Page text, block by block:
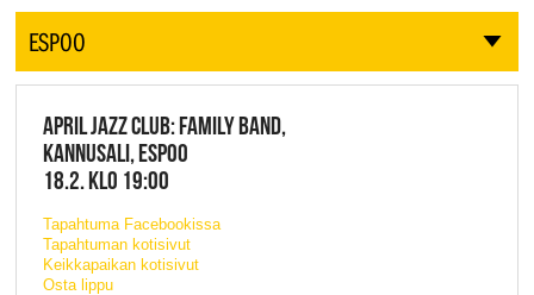
ESPOO
APRIL JAZZ CLUB: FAMILY BAND,
KANNUSALI, ESPOO
18.2. KLO 19:00
Tapahtuma Facebookissa
Tapahtuman kotisivut
Keikkapaikan kotisivut
Osta lippu